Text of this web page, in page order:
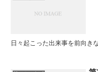
日々起こった出来事を前向き